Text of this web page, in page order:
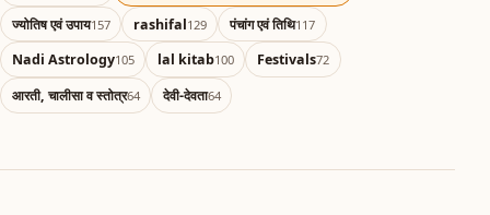
ज्योतिष एवं उपाय157 rashifal129 पंचांग एवं तिथि117
Nadi Astrology105 lal kitab100 Festivals72
आरती, चालीसा व स्तोत्र64 देवी-देवता64